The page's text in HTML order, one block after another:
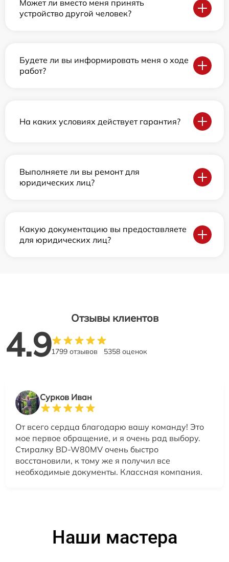
Может ли вместо меня принять
устройство другой человек?
Будете ли вы информировать меня о ходе
работ?
На каких условиях действует гарантия?
Выполняете ли вы ремонт для
юридических лиц?
Какую документацию вы предоставляете
для юридических лиц?
Отзывы клиентов
4.91799 отзывов 5358 оценок
Сурков Иван
От всего сердца благодарю вашу команду! Это
мое первое обращение, и я очень рад выбору.
Стиралку BD-W80MV очень быстро
восстановили, к тому же я получил все
необходимые документы. Классная компания.
Наши мастера